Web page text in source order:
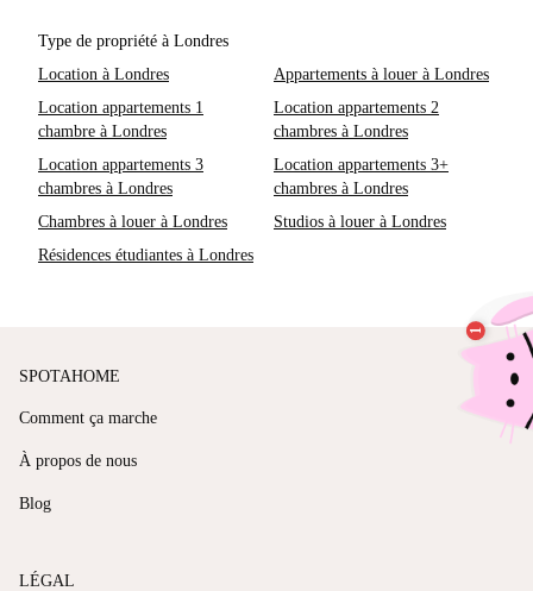
Type de propriété à Londres
Location à Londres
Appartements à louer à Londres
Location appartements 1
chambre à Londres
Location appartements 2
chambres à Londres
Location appartements 3
chambres à Londres
Location appartements 3+
chambres à Londres
Chambres à louer à Londres
Studios à louer à Londres
Résidences étudiantes à Londres
SPOTAHOME
Comment ça marche
À propos de nous
Blog
LÉGAL